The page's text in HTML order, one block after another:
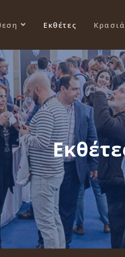
Εκθέτες Κρασιά